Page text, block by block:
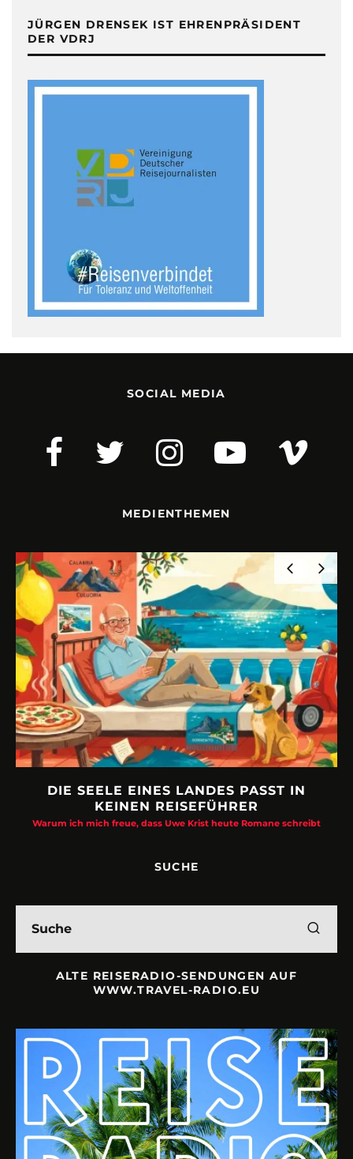
JÜRGEN DRENSEK IST EHRENPRÄSIDENT
DER VDRJ
SOCIAL MEDIA
MEDIENTHEMEN
DIE SEELE EINES LANDES PASST IN
KEINEN REISEFÜHRER
Warum ich mich freue, dass Uwe Krist heute Romane schreibt
SUCHE
ALTE REISERADIO-SENDUNGEN AUF
WWW.TRAVEL-RADIO.EU